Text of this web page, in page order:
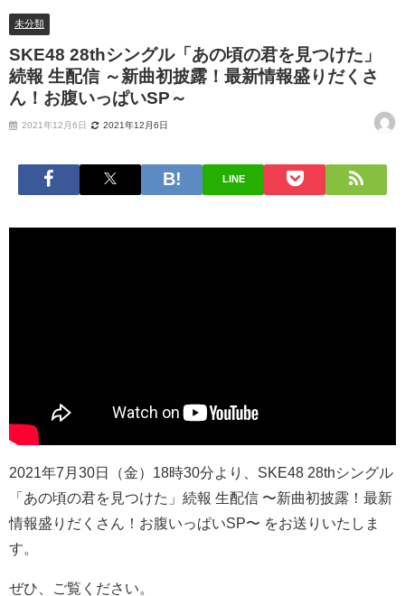
未分類
SKE48 28thシングル「あの頃の君を見つけた」
続報 生配信 ～新曲初披露！最新情報盛りだくさ
ん！お腹いっぱいSP～
2021年12月6日 2021年12月6日
LINE
2021年7月30日（金）18時30分より、SKE48 28thシングル
「あの頃の君を見つけた」続報 生配信 〜新曲初披露！最新
情報盛りだくさん！お腹いっぱいSP〜 をお送りいたしま
す。
ぜひ、ご覧ください。